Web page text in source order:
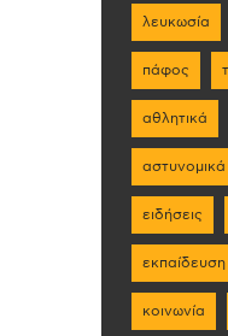
λευκωσία
πάφος
αθλητικά
αστυνομικά
ειδήσεις
εκπαίδευση
κοινωνία